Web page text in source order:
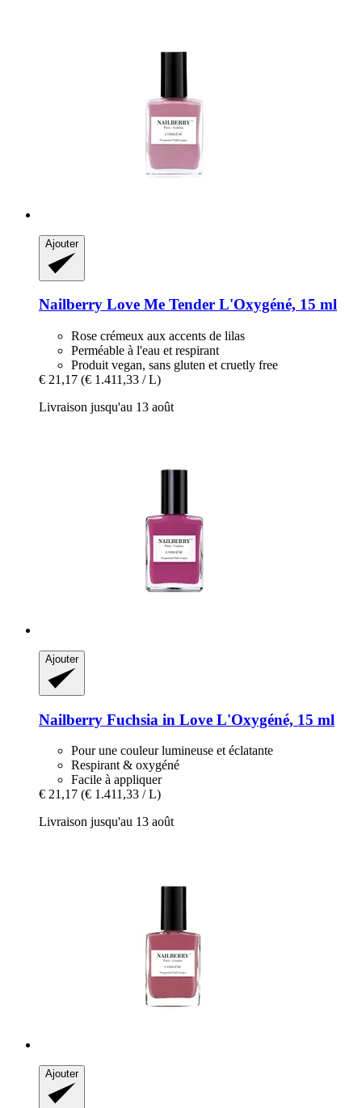
Ajouter
Nailberry Love Me Tender L'Oxygéné, 15 ml
Rose crémeux aux accents de lilas
Perméable à l'eau et respirant
Produit vegan, sans gluten et cruetly free
€ 21,17 (€ 1.411,33 / L)
Livraison jusqu'au 13 août
Ajouter
Nailberry Fuchsia in Love L'Oxygéné, 15 ml
Pour une couleur lumineuse et éclatante
Respirant & oxygéné
Facile à appliquer
€ 21,17 (€ 1.411,33 / L)
Livraison jusqu'au 13 août
Ajouter